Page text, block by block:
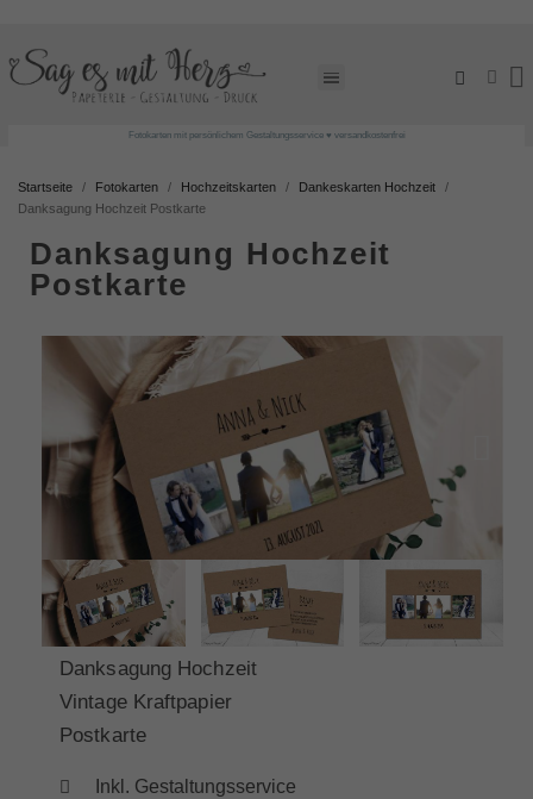
Fotokarten mit persönlichem Gestaltungsservice ♥ versandkostenfrei
Startseite Fotokarten Hochzeitskarten
Dankeskarten Hochzeit
Danksagung Hochzeit Postkarte
Danksagung Hochzeit
Postkarte
Danksagung Hochzeit
Vintage Kraftpapier
Postkarte
Inkl. Gestaltungsservice